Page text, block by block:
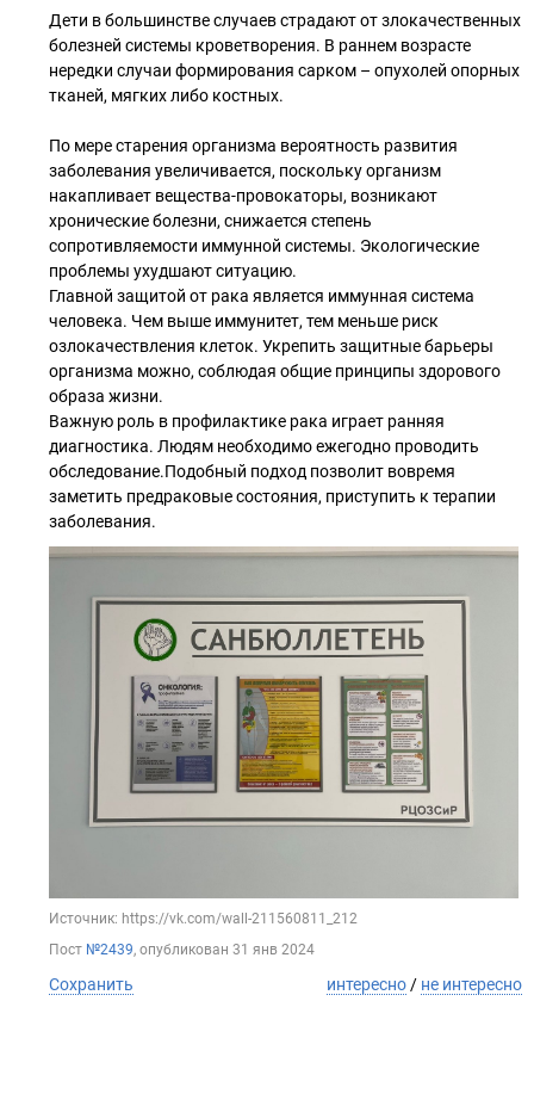
Дети в большинстве случаев страдают от злокачественных
болезней системы кроветворения. В раннем возрасте
нередки случаи формирования сарком – опухолей опорных
тканей, мягких либо костных.
По мере старения организма вероятность развития
заболевания увеличивается, поскольку организм
накапливает вещества-провокаторы, возникают
хронические болезни, снижается степень
сопротивляемости иммунной системы. Экологические
проблемы ухудшают ситуацию.
Главной защитой от рака является иммунная система
человека. Чем выше иммунитет, тем меньше риск
озлокачествления клеток. Укрепить защитные барьеры
организма можно, соблюдая общие принципы здорового
образа жизни.
Важную роль в профилактике рака играет ранняя
диагностика. Людям необходимо ежегодно проводить
обследование.Подобный подход позволит вовремя
заметить предраковые состояния, приступить к терапии
заболевания.
Источник: https://vk.com/wall-211560811_212
Пост №2439, опубликован 31 янв 2024
Сохранить интересно / не интересно